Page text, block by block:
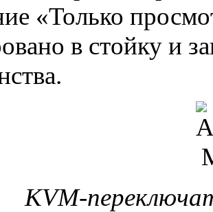
«Только
в стойку и
KVM-